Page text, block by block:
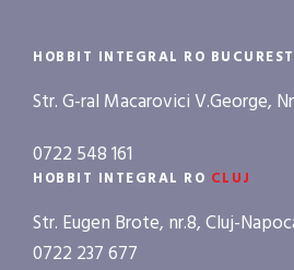
HOBBIT INTEGRAL RO
Str. G-ral Macarovici V.George,
0722 548 161
HOBBIT INTEGRAL RO CLUJ
Str. Eugen Brote, nr.8, Cluj-
0722 237 677